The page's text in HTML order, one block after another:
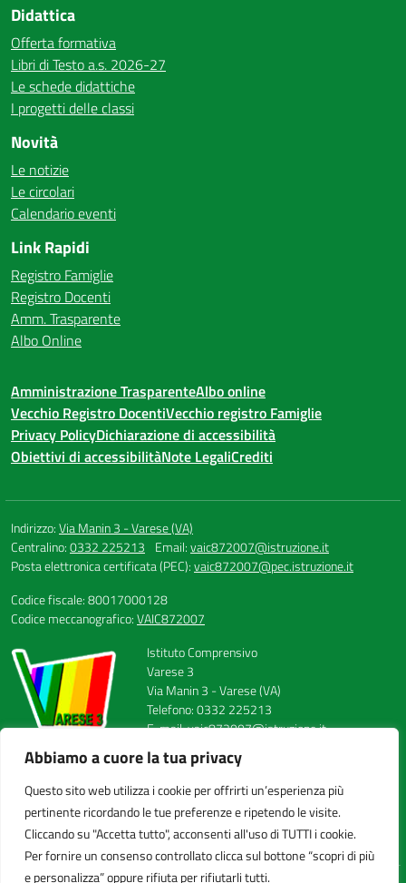
Abbiamo a cuore la tua privacy
Questo sito web utilizza i cookie per offrirti un’esperienza più
pertinente ricordando le tue preferenze e ripetendo le visite.
Cliccando su "Accetta tutto", acconsenti all'uso di TUTTI i cookie.
Per fornire un consenso controllato clicca sul bottone “scopri di più
e personalizza” oppure rifiuta per rifiutarli tutti.
Didattica
Offerta formativa
Libri di Testo a.s. 2026-27
Le schede didattiche
I progetti delle classi
Novità
Le notizie
Le circolari
Calendario eventi
Link Rapidi
Registro Famiglie
Registro Docenti
Amm. Trasparente
Albo Online
Amministrazione TrasparenteAlbo online
Vecchio Registro DocentiVecchio registro Famiglie
Privacy PolicyDichiarazione di accessibilità
Obiettivi di accessibilitàNote LegaliCrediti
Indirizzo:Via Manin 3 - Varese (VA)
Centralino:0332 225213 Email:vaic872007@istruzione.it
Posta elettronica certificata (PEC):vaic872007@pec.istruzione.it
Codice fiscale: 80017000128
Codice meccanografico:VAIC872007
Istituto Comprensivo
Varese 3
Via Manin 3 - Varese (VA)
Telefono: 0332 225213
E-mail: vaic872007@istruzione.it
PEC: vaic872007@pec.istruzione.it
Codice Meccanografico: VAIC872007
Codice Fiscale: 80017000128
FAX: 0332224558